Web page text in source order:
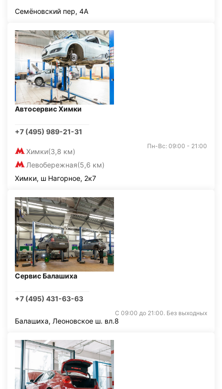
Семёновский пер, 4А
Автосервис Химки
+7 (495) 989-21-31
Химки(3,8 км)
Левобережная(5,6 км)
Пн-Вс: 09:00 - 21:00
Химки, ш Нагорное, 2к7
Сервис Балашиха
+7 (495) 431-63-63
С 09:00 до 21:00. Без выходных
Балашиха, Леоновское ш. вл.8